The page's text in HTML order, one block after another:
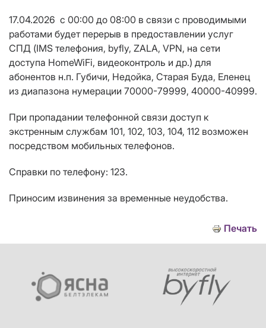
17.04.2026 с 00:00 до 08:00 в связи с проводимыми
работами будет перерыв в предоставлении услуг
СПД (IMS телефония, byfly, ZALA, VPN, на сети
доступа HomeWiFi, видеоконтроль и др.) для
абонентов н.п. Губичи, Недойка, Старая Буда, Еленец
из диапазона нумерации 70000-79999, 40000-40999.
При пропадании телефонной связи доступ к
экстренным службам 101, 102, 103, 104, 112 возможен
посредством мобильных телефонов.
Справки по телефону: 123.
Приносим извинения за временные неудобства.
Печать